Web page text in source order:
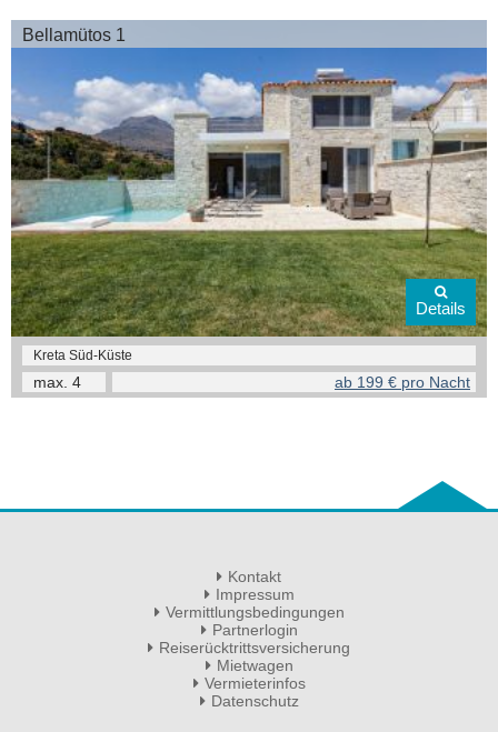
Bellamütos 1
Kreta Süd-Küste
max. 4 ab 199 € pro Nacht
Details
Kontakt
Impressum
Vermittlungsbedingungen
Partnerlogin
Reiserücktrittsversicherung
Mietwagen
Vermieterinfos
Datenschutz